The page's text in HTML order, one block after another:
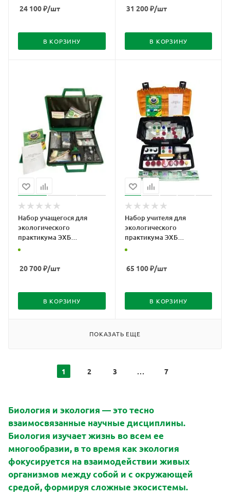
24 100₽/шт
В КОРЗИНУ
31 200₽/шт
В КОРЗИНУ
Набор учащегося для
экологического
практикума ЭХБ
(экология, химия,
оборудования,
материалов)
20 700₽/шт
В КОРЗИНУ
Набор учителя для
экологического
практикума ЭХБ
(экология, химия,
оборудования,
материалов)
65 100₽/шт
В КОРЗИНУ
ПОКАЗАТЬ ЕЩЕ
1 2 3 7
Биология и экология — это тесно
взаимосвязанные научные дисциплины.
Биология изучает жизнь во всем ее
многообразии, в то время как экология
фокусируется на взаимодействии живых
организмов между собой и с окружающей
средой, формируя сложные экосистемы.